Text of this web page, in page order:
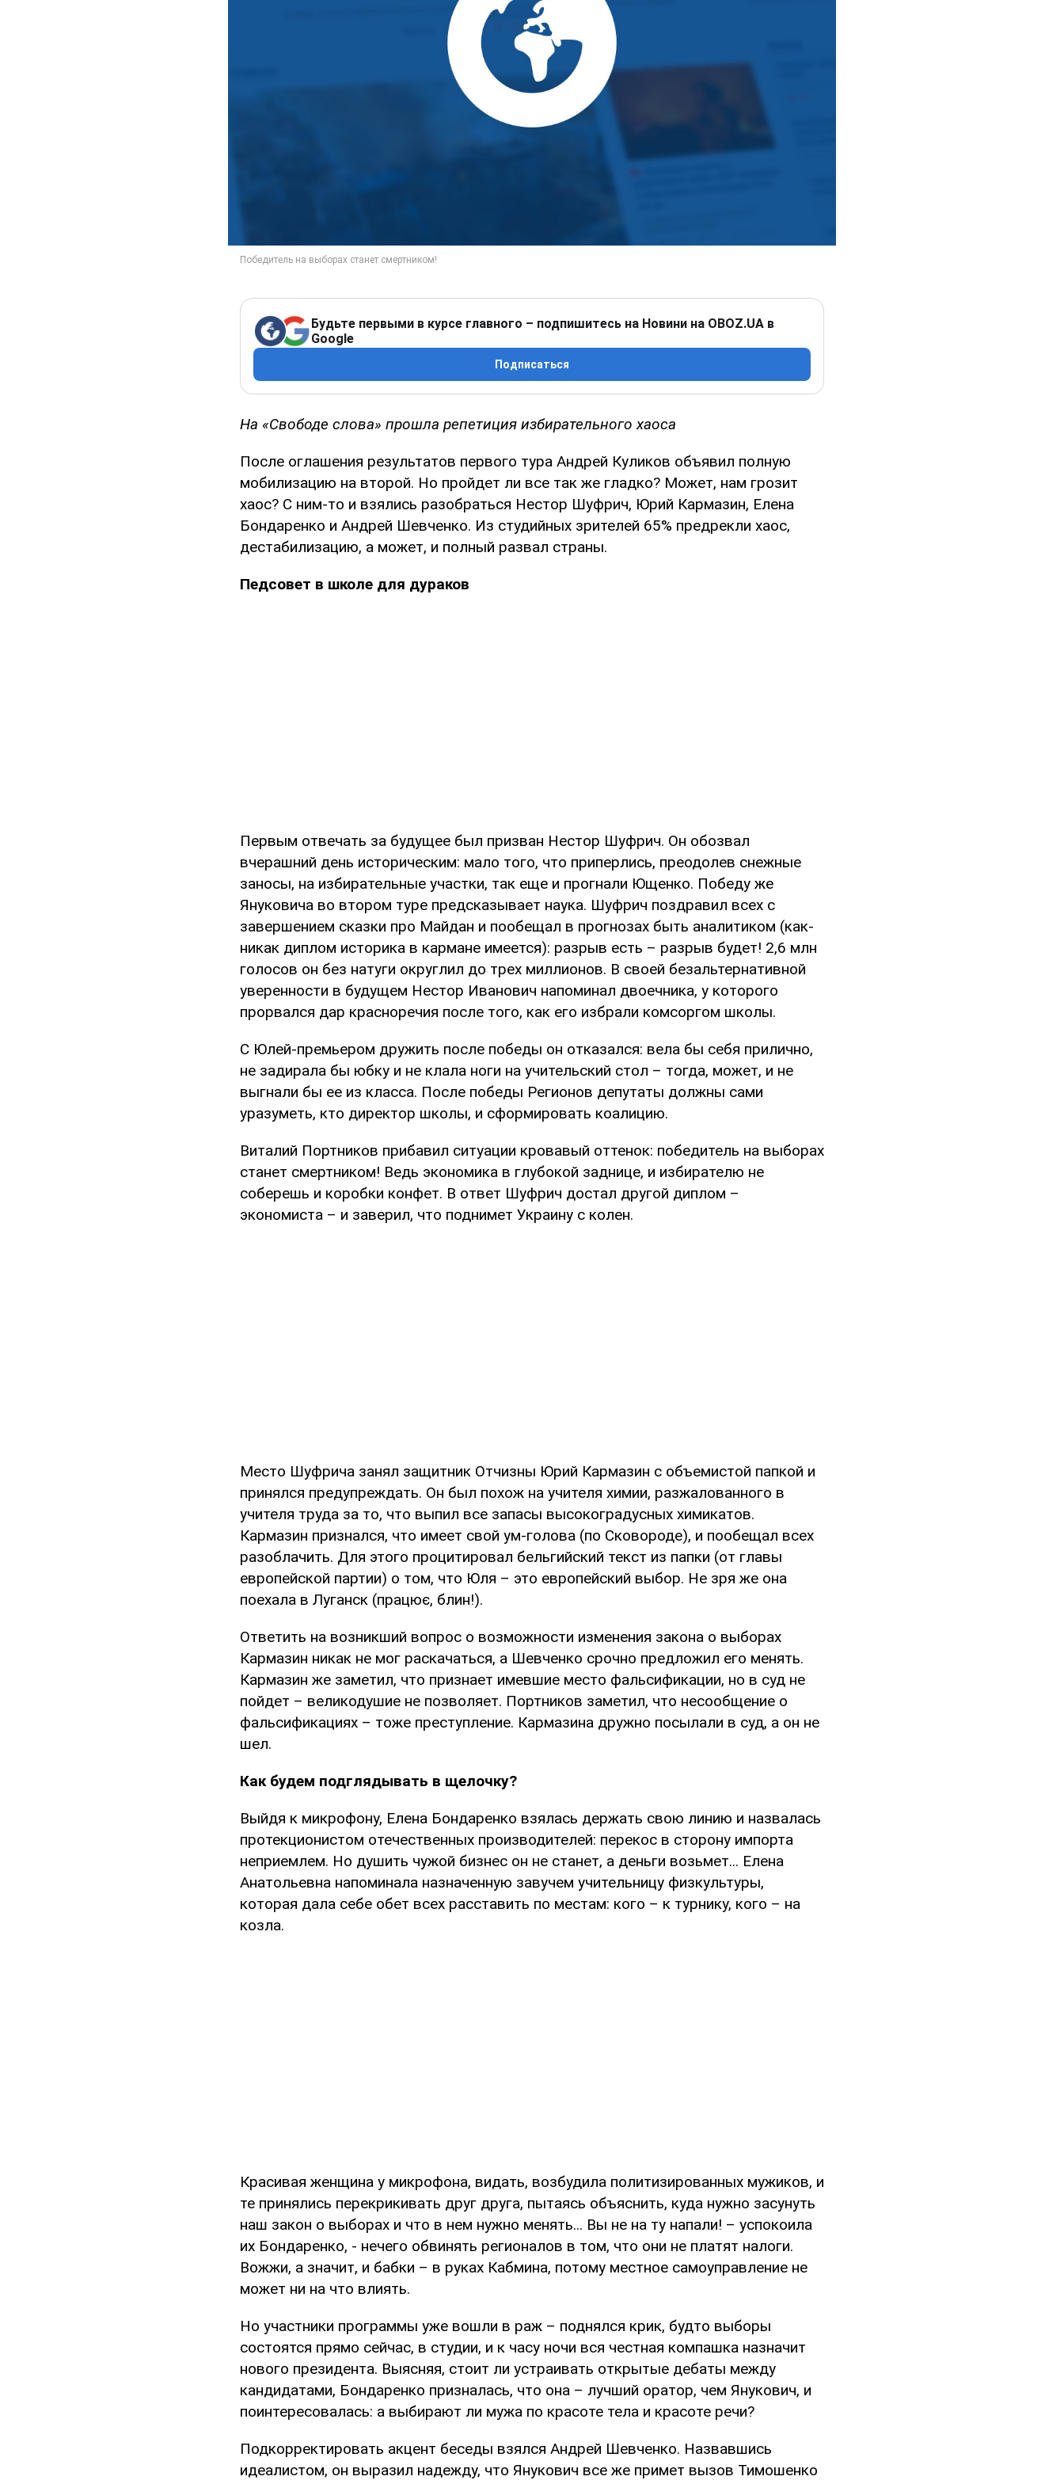
Будьте первыми в курсе главного – подпишитесь на Новини на OBOZ.UA в
Google
Подписаться
На «Свободе слова» прошла репетиция избирательного хаоса
После оглашения результатов первого тура Андрей Куликов объявил полную
мобилизацию на второй. Но пройдет ли все так же гладко? Может, нам грозит
хаос? С ним-то и взялись разобраться Нестор Шуфрич, Юрий Кармазин, Елена
Бондаренко и Андрей Шевченко. Из студийных зрителей 65% предрекли хаос,
дестабилизацию, а может, и полный развал страны.
Педсовет в школе для дураков
Первым отвечать за будущее был призван Нестор Шуфрич. Он обозвал
вчерашний день историческим: мало того, что приперлись, преодолев снежные
заносы, на избирательные участки, так еще и прогнали Ющенко. Победу же
Януковича во втором туре предсказывает наука. Шуфрич поздравил всех с
завершением сказки про Майдан и пообещал в прогнозах быть аналитиком (как-
никак диплом историка в кармане имеется): разрыв есть – разрыв будет! 2,6 млн
голосов он без натуги округлил до трех миллионов. В своей безальтернативной
уверенности в будущем Нестор Иванович напоминал двоечника, у которого
прорвался дар красноречия после того, как его избрали комсоргом школы.
С Юлей-премьером дружить после победы он отказался: вела бы себя прилично,
не задирала бы юбку и не клала ноги на учительский стол – тогда, может, и не
выгнали бы ее из класса. После победы Регионов депутаты должны сами
уразуметь, кто директор школы, и сформировать коалицию.
Виталий Портников прибавил ситуации кровавый оттенок: победитель на выборах
станет смертником! Ведь экономика в глубокой заднице, и избирателю не
соберешь и коробки конфет. В ответ Шуфрич достал другой диплом –
экономиста – и заверил, что поднимет Украину с колен.
Место Шуфрича занял защитник Отчизны Юрий Кармазин с объемистой папкой и
принялся предупреждать. Он был похож на учителя химии, разжалованного в
учителя труда за то, что выпил все запасы высокоградусных химикатов.
Кармазин признался, что имеет свой ум-голова (по Сковороде), и пообещал всех
разоблачить. Для этого процитировал бельгийский текст из папки (от главы
европейской партии) о том, что Юля – это европейский выбор. Не зря же она
поехала в Луганск (працює, блин!).
Ответить на возникший вопрос о возможности изменения закона о выборах
Кармазин никак не мог раскачаться, а Шевченко срочно предложил его менять.
Кармазин же заметил, что признает имевшие место фальсификации, но в суд не
пойдет – великодушие не позволяет. Портников заметил, что несообщение о
фальсификациях – тоже преступление. Кармазина дружно посылали в суд, а он не
шел.
Как будем подглядывать в щелочку?
Выйдя к микрофону, Елена Бондаренко взялась держать свою линию и назвалась
протекционистом отечественных производителей: перекос в сторону импорта
неприемлем. Но душить чужой бизнес он не станет, а деньги возьмет... Елена
Анатольевна напоминала назначенную завучем учительницу физкультуры,
которая дала себе обет всех расставить по местам: кого – к турнику, кого – на
козла.
Красивая женщина у микрофона, видать, возбудила политизированных мужиков, и
те принялись перекрикивать друг друга, пытаясь объяснить, куда нужно засунуть
наш закон о выборах и что в нем нужно менять... Вы не на ту напали! – успокоила
их Бондаренко, - нечего обвинять регионалов в том, что они не платят налоги.
Вожжи, а значит, и бабки – в руках Кабмина, потому местное самоуправление не
может ни на что влиять.
Но участники программы уже вошли в раж – поднялся крик, будто выборы
состоятся прямо сейчас, в студии, и к часу ночи вся честная компашка назначит
нового президента. Выясняя, стоит ли устраивать открытые дебаты между
кандидатами, Бондаренко призналась, что она – лучший оратор, чем Янукович, и
поинтересовалась: а выбирают ли мужа по красоте тела и красоте речи?
Подкорректировать акцент беседы взялся Андрей Шевченко. Назвавшись
идеалистом, он выразил надежду, что Янукович все же примет вызов Тимошенко